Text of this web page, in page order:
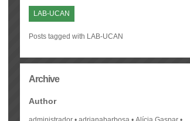
LAB-UCAN
Posts tagged with LAB-UCAN
Archive
Author